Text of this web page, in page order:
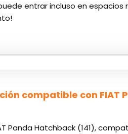
entrar incluso en espacios
compatible con FIAT
Panda Hatchback (141),